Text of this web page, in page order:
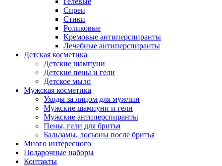
Спреи
Стики
Роликовые
Кремовые антиперспиранты
Лечебные антиперспиранты
Детская косметика
Детские шампуни
Детские пены и гели
Детское мыло
Мужская косметика
Уходы за лицом для мужчин
Мужские шампуни и гели
Мужские антиперспиранты
Пены, гели для бритья
Бальзамы, лосьоны после бритья
Много интересного
Подарочные наборы
Контакты